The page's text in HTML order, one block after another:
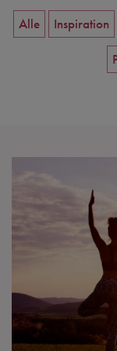
Alle Inspiration